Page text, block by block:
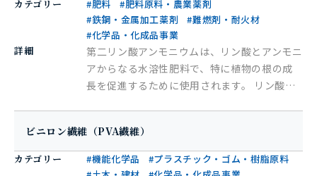
カテゴリー #肥料
#肥料原料・農業薬剤
#鉄鋼・金属加工薬剤
#難燃剤・耐火材
#化学品・化成品事業
詳細
第二リン酸アンモニウムは、リン酸とアンモニ
アからなる水溶性肥料で、特に植物の根の成
長を促進するために使用されます。 リン酸…
ビニロン繊維（PVA繊維）
カテゴリー #機能化学品
#プラスチック・ゴム・樹脂原料